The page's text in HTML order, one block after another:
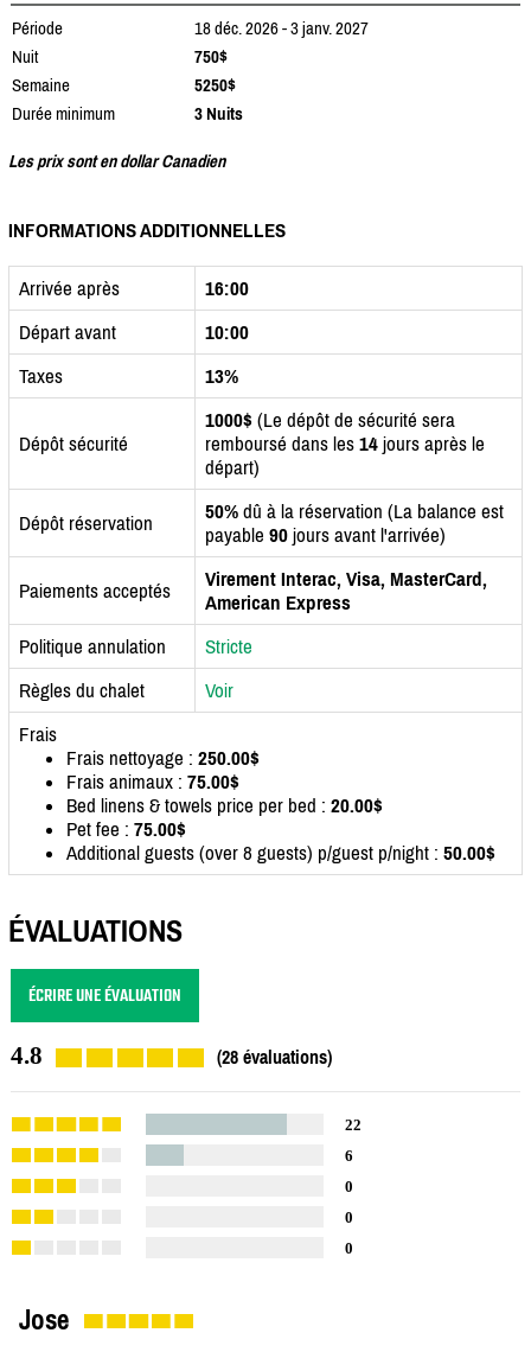
Période
18 déc. 2026 - 3 janv. 2027
Nuit
750$
Semaine
5250$
Durée minimum
3 Nuits
Les prix sont en dollar Canadien
INFORMATIONS ADDITIONNELLES
Arrivée après
16:00
Départ avant
10:00
Taxes
13%
Dépôt sécurité
1000$ (Le dépôt de sécurité sera
remboursé dans les 14 jours après le
départ)
Dépôt réservation 50% dû à la réservation (La balance est
payable 90 jours avant l'arrivée)
Paiements acceptés
Virement Interac, Visa, MasterCard,
American Express
Politique annulation
Stricte
Règles du chalet
Voir
Frais
Frais nettoyage : 250.00$
Frais animaux : 75.00$
Bed linens & towels price per bed : 20.00$
Pet fee : 75.00$
Additional guests (over 8 guests) p/guest p/night : 50.00$
ÉVALUATIONS
ÉCRIRE UNE ÉVALUATION
4.8 (28 évaluations)
22
6
0
0
0
Jose